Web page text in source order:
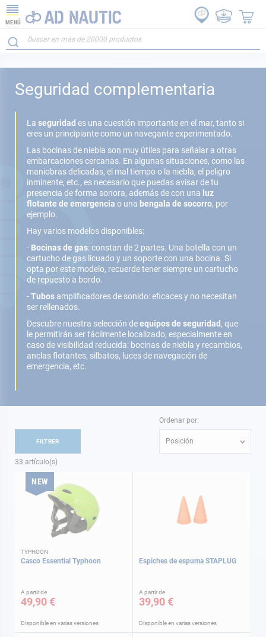
MENÚ
Seguridad complementaria
La seguridad es una cuestión importante en el mar, tanto si
eres un principiante como un navegante experimentado.
Las bocinas de niebla son muy útiles para señalar a otras
embarcaciones cercanas. En algunas situaciones, como las
maniobras delicadas, el mal tiempo o la niebla, el peligro
inminente, etc., es necesario que puedas avisar de tu
presencia de forma sonora, además de con una luz
flotante de emergencia o una bengala de socorro, por
ejemplo.
Hay varios modelos disponibles:
- Bocinas de gas: constan de 2 partes. Una botella con un
cartucho de gas licuado y un soporte con una bocina. Si
opta por este modelo, recuerde tener siempre un cartucho
de repuesto a bordo.
-Tubos amplificadores de sonido: eficaces y no necesitan
ser rellenados.
Descubre nuestra selección deequipos de seguridad , que
le permitirán ser fácilmente localizado, especialmente en
caso de visibilidad reducida: bocinas de niebla y recambios,
anclas flotantes, silbatos, luces de navegación de
emergencia, etc.
33 artículo(s)
Ordenar por:
Posición
NEW
TYPHOON
Casco Essential Typhoon
A partir de
49,90 €
Disponible en varias versiones
Espiches de espuma STAPLUG
A partir de
39,90 €
Disponible en varias versiones
FILTRER